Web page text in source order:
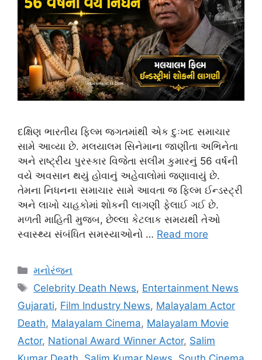
દક્ષિણ ભારતીય ફિલ્મ જગતમાંથી એક દુઃખદ સમાચાર
સામે આવ્યા છે. મલયાલમ સિનેમાના જાણીતા અભિનેતા
અને રાષ્ટ્રીય પુરસ્કાર વિજેતા સલીમ કુમારનું 56 વર્ષની
વયે અવસાન થયું હોવાનું અહેવાલોમાં જણાવાયું છે.
તેમના નિધનના સમાચાર સામે આવતા જ ફિલ્મ ઈન્ડસ્ટ્રી
અને લાખો ચાહકોમાં શોકની લાગણી ફેલાઈ ગઈ છે.
મળતી માહિતી મુજબ, છેલ્લા કેટલાક સમયથી તેઓ
સ્વાસ્થ્ય સંબંધિત સમસ્યાઓનો … Read more
Categories
મનોરંજન
Tags
Celebrity Death News, Entertainment News
Gujarati, Film Industry News, Malayalam Actor
Death, Malayalam Cinema, Malayalam Movie
Actor, National Award Winner Actor, Salim